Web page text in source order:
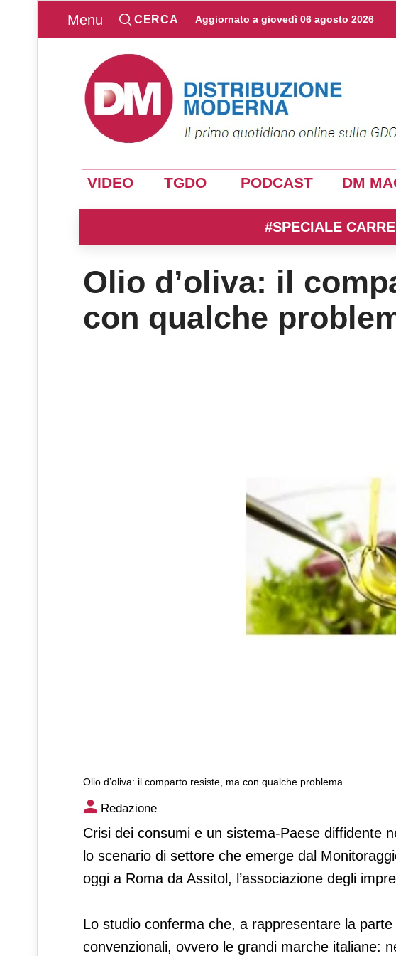
Menu CERCA Aggiornato a giovedì 06 agosto 2026
VIDEO TGDO PODCAST DM
#SPECIALE
Olio d’oliva: il
con qualche
Olio d’oliva: il comparto resiste, ma con qualche problema
Olio d’oliva: il comparto resiste, ma
Redazione
Crisi dei consumi e un sistema-Paese diffidente
lo scenario di settore che emerge dal
oggi a Roma da Assitol, l’associazione degli
Lo studio conferma che, a rappresentare la
convenzionali, ovvero le grandi marche italiane: